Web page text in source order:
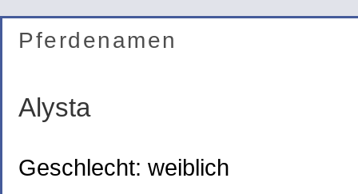
Pferdenamen
Alysta
Geschlecht: weiblich